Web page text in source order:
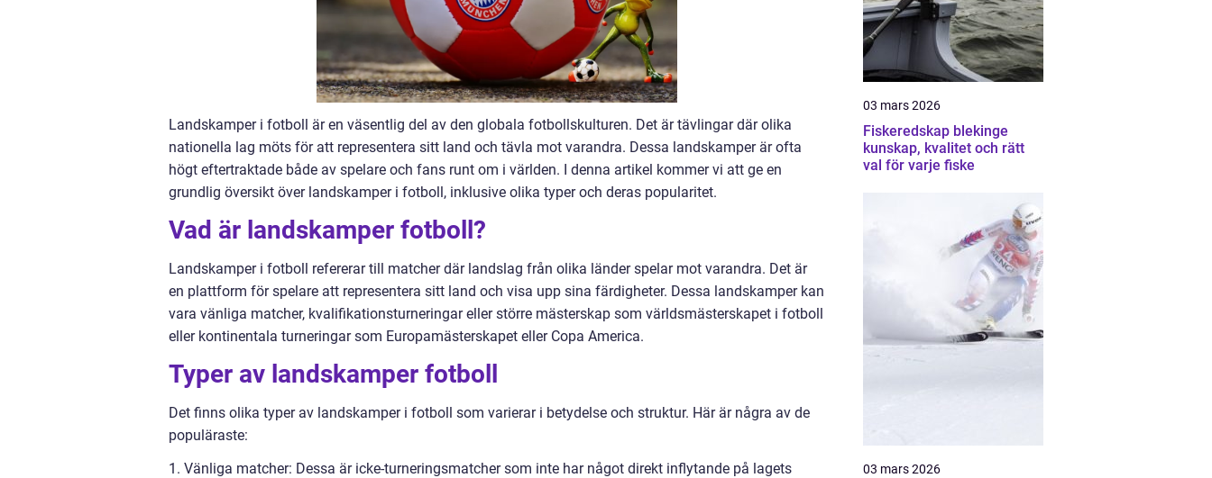
Landskamper i fotboll är en väsentlig del av den globala fotbollskulturen. Det är tävlingar där olika
nationella lag möts för att representera sitt land och tävla mot varandra. Dessa landskamper är ofta
högt eftertraktade både av spelare och fans runt om i världen. I denna artikel kommer vi att ge en
grundlig översikt över landskamper i fotboll, inklusive olika typer och deras popularitet.
Vad är landskamper fotboll?
Landskamper i fotboll refererar till matcher där landslag från olika länder spelar mot varandra. Det är
en plattform för spelare att representera sitt land och visa upp sina färdigheter. Dessa landskamper kan
vara vänliga matcher, kvalifikationsturneringar eller större mästerskap som världsmästerskapet i fotboll
eller kontinentala turneringar som Europamästerskapet eller Copa America.
Typer av landskamper fotboll
Det finns olika typer av landskamper i fotboll som varierar i betydelse och struktur. Här är några av de
populäraste:
1. Vänliga matcher: Dessa är icke-turneringsmatcher som inte har något direkt inflytande på lagets
03 mars 2026
Fiskeredskap blekinge
kunskap, kvalitet och rätt
val för varje fiske
03 mars 2026